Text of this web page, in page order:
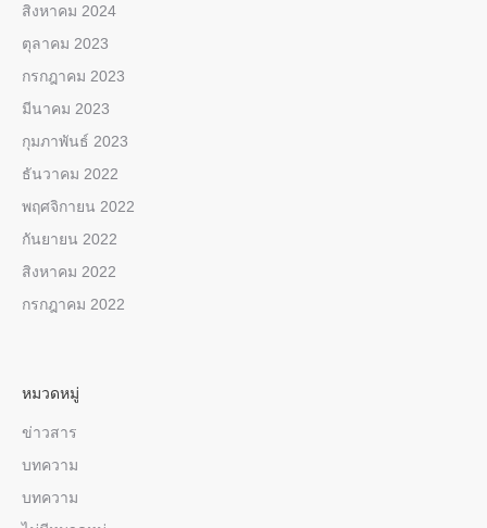
สิงหาคม 2024
ตุลาคม 2023
กรกฎาคม 2023
มีนาคม 2023
กุมภาพันธ์ 2023
ธันวาคม 2022
พฤศจิกายน 2022
กันยายน 2022
สิงหาคม 2022
กรกฎาคม 2022
หมวดหมู่
ข่าวสาร
บทความ
บทความ